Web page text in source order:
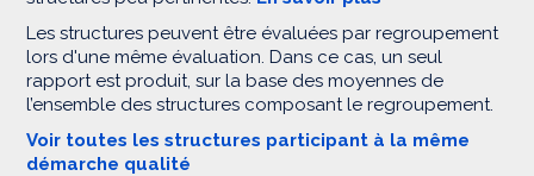
Les structures peuvent être évaluées par regroupement
lors d'une même évaluation. Dans ce cas, un seul
rapport est produit, sur la base des moyennes de
l’ensemble des structures composant le regroupement.
Voir toutes les structures participant à la même
démarche qualité